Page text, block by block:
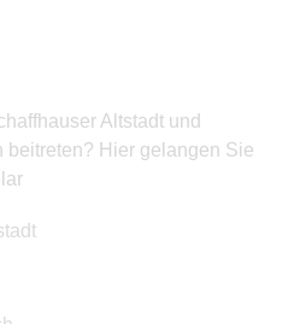
Altstadt und
beitreten? Hier gelangen Sie